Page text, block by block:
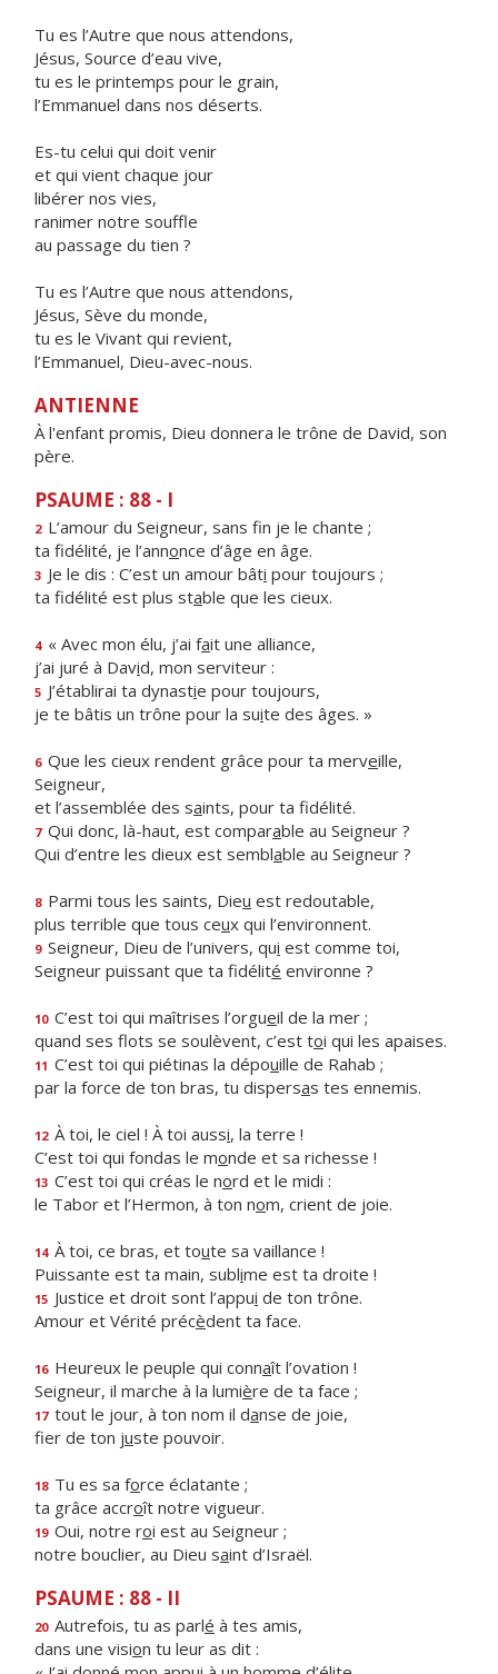
Tu es l’Autre que nous attendons,
Jésus, Source d’eau vive,
tu es le printemps pour le grain,
l’Emmanuel dans nos déserts.
Es-tu celui qui doit venir
et qui vient chaque jour
libérer nos vies,
ranimer notre souffle
au passage du tien ?
Tu es l’Autre que nous attendons,
Jésus, Sève du monde,
tu es le Vivant qui revient,
l’Emmanuel, Dieu-avec-nous.
ANTIENNE
À l'enfant promis, Dieu donnera le trône de David, son
père.
PSAUME : 88 - I
2 L’amour du Seigneur, sans fn je le chante ;
ta fidélité, je l’annonce d’âge en âge.
3 Je le dis : C’est un amour bâti pour toujours ;
ta fidélité est plus stable que les cieux.
4 « Avec mon élu, j’ai fait une alliance,
j’ai juré à David, mon serviteur :
5 J’établirai ta dynastie pour toujours,
je te bâtis un trône pour la suite des âges. »
6 Que les cieux rendent grâce pour ta merveille,
Seigneur,
et l’assemblée des saints, pour ta fidélité.
7 Qui donc, là-haut, est comparable au Seigneur ?
Qui d’entre les dieux est semblable au Seigneur ?
8 Parmi tous les saints, Dieu est redoutable,
plus terrible que tous ceux qui l’environnent.
9 Seigneur, Dieu de l’univers, qui est comme toi,
Seigneur puissant que ta fidélité environne ?
10 C’est toi qui maîtrises l’orgueil de la mer ;
quand ses flots se soulèvent, c’est toi qui les apaises.
11 C’est toi qui piétinas la dépouille de Rahab ;
par la force de ton bras, tu dispersas tes ennemis.
12 À toi, le ciel ! À toi aussi, la terre !
C’est toi qui fondas le monde et sa richesse !
13 C’est toi qui créas le nord et le midi :
le Tabor et l’Hermon, à ton nom, crient de joie.
14 À toi, ce bras, et toute sa vaillance !
Puissante est ta main, sublime est ta droite !
15 Justice et droit sont l’appui de ton trône.
Amour et Vérité précèdent ta face.
16 Heureux le peuple qui connaît l’ovation !
Seigneur, il marche à la lumière de ta face ;
17 tout le jour, à ton nom il danse de joie,
fier de ton juste pouvoir.
18 Tu es sa force éclatante ;
ta grâce accroît notre vigueur.
19 Oui, notre roi est au Seigneur ;
notre bouclier, au Dieu saint d’Israël.
PSAUME : 88 - II
20 Autrefois, tu as parlé à tes amis,
dans une vision tu leur as dit :